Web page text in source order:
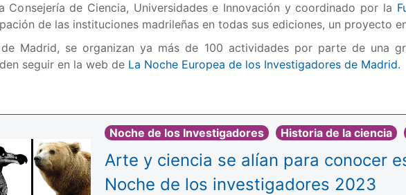
de Ciencia, Universidades e Innovación y coordinado por la
de las instituciones madrileñas en todas sus ediciones, un proyecto
Madrid, se organizan ya más de 100 actividades por parte de una
seguir en la web de La Noche Europea de los Investigadores de Madrid.
Noche de los Investigadores Historia de la ciencia
Arte y ciencia se alían para conocer
Noche de los investigadores 2023